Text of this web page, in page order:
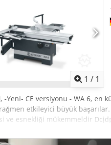
1 / 1
, -Yeni- CE versiyonu - WA 6, en
etkileyici büyük
ve esnekliği mükemmeldir
uzunluğu 2000 mm Motor
100 mm, 45°'de maks. 72